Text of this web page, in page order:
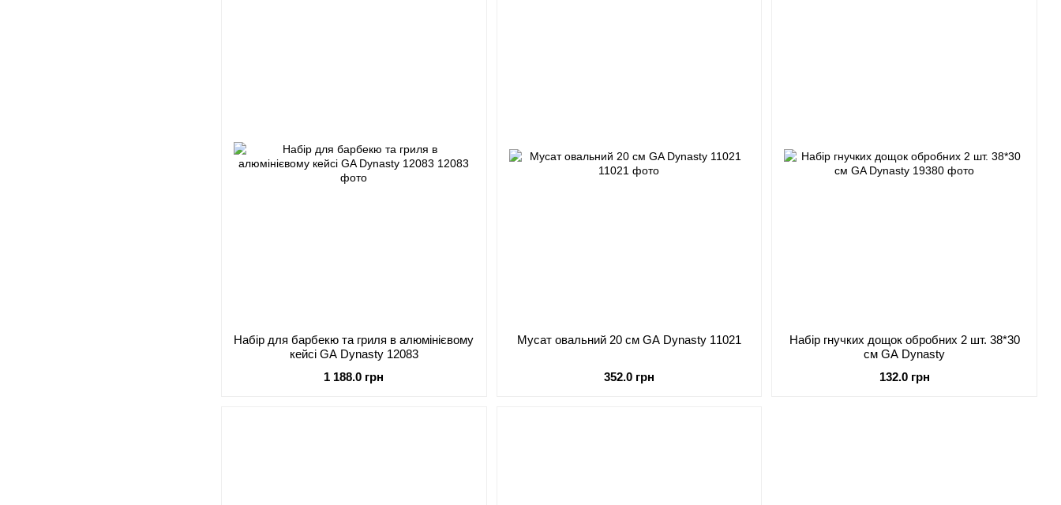
Набір для барбекю та гриля в алюмінієвому
кейсі GA Dynasty 12083
1 188.0 грн
Мусат овальний 20 см GA Dynasty 11021
352.0 грн
Набір гнучких дощок обробних 2 шт. 38*30
см GA Dynasty
132.0 грн